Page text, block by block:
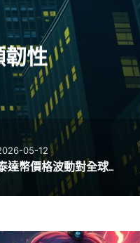
韌性
05-12
泰達幣價格波動對全球數位經濟的深遠影響